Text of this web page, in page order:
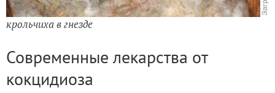
крольчиха в гнезде
Современные лекарства от
кокцидиоза